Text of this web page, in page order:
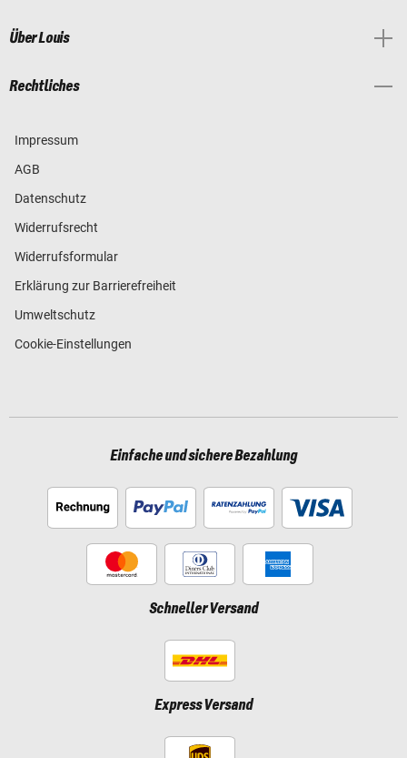
Über Louis
Rechtliches
Impressum
AGB
Datenschutz
Widerrufsrecht
Widerrufsformular
Erklärung zur Barrierefreiheit
Umweltschutz
Cookie-Einstellungen
Einfache und sichere Bezahlung
Schneller Versand
Express Versand